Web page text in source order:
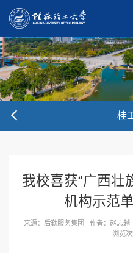
桂
我校喜获“广西壮
机构示范
来源：后勤服务集团 作者：赵志越
浏览次